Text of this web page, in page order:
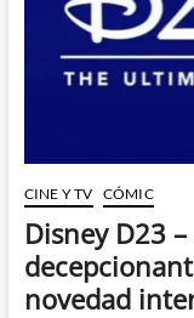
¿Continuidad?
¿Eso
que
es?
CINE Y TV CÓMIC
Disney D23
novedad